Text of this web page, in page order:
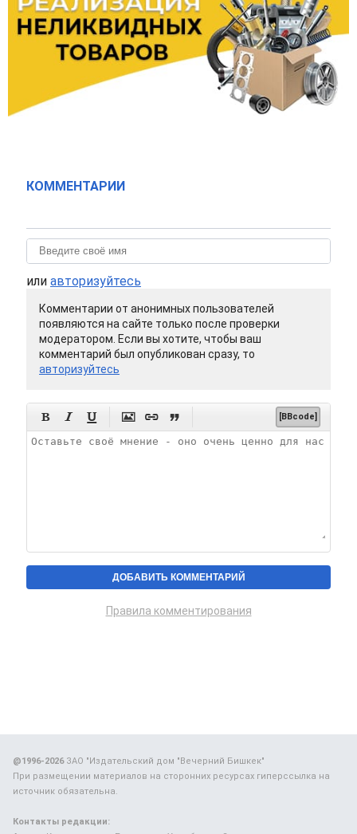
КОММЕНТАРИИ
или авторизуйтесь
Комментарии от анонимных пользователей
появляются на сайте только после проверки
модератором. Если вы хотите, чтобы ваш
комментарий был опубликован сразу, то
авторизуйтесь
      [BBcode]
Правила комментирования
@1996-2026ЗАО "Издательский дом "Вечерний Бишкек"
При размещении материалов на сторонних ресурсах гиперссылка на
источник обязательна.
Контакты редакции: